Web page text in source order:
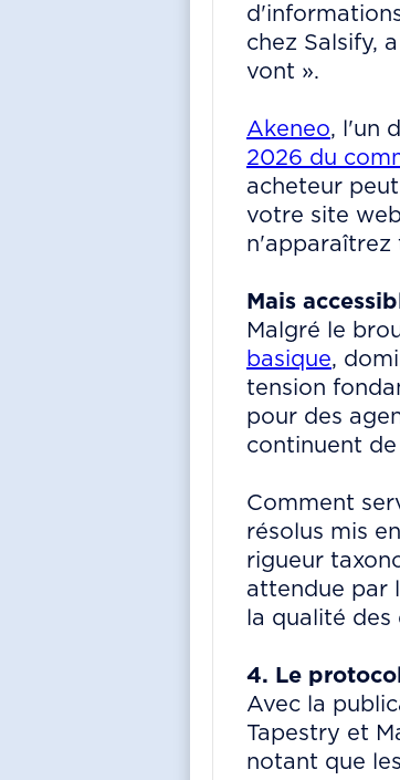
chez Salsify,
vont ».
Akeneo, l'un
2026 du
acheteur
votre site
n'apparaîtrez
Mais
Malgré le
basique,
tension
pour des
continuent
Comment
résolus mis
rigueur
attendue par
la qualité
4. Le
Avec la
Tapestry et
notant que